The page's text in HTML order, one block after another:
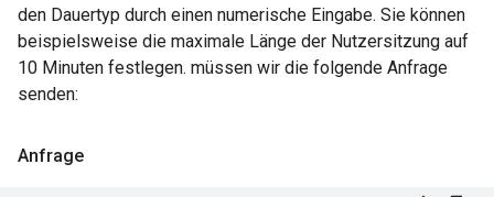
den Dauertyp durch einen numerische Eingabe. Sie können
beispielsweise die maximale Länge der Nutzersitzung auf
10 Minuten festlegen. müssen wir die folgende Anfrage
senden:
Anfrage